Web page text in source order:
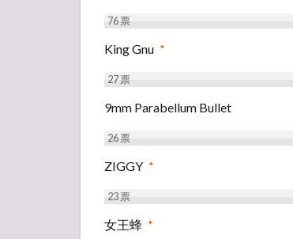
View
76票
King Gnu *
27票
9mm Parabellum Bullet
26票
ZIGGY *
23票
女王蜂 *